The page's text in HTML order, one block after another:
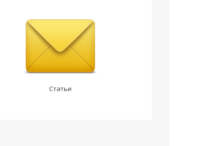
Статьи